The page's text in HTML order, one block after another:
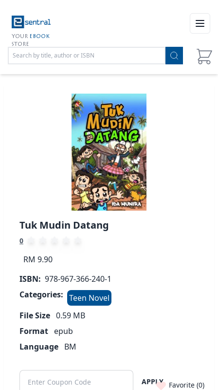
YOUR EBOOK
STORE
Tuk Mudin Datang
0
RM 9.90
ISBN: 978-967-366-240-1
Categories: Teen Novel
File Size 0.59 MB
Format epub
Language BM
APPLY Favorite (0)